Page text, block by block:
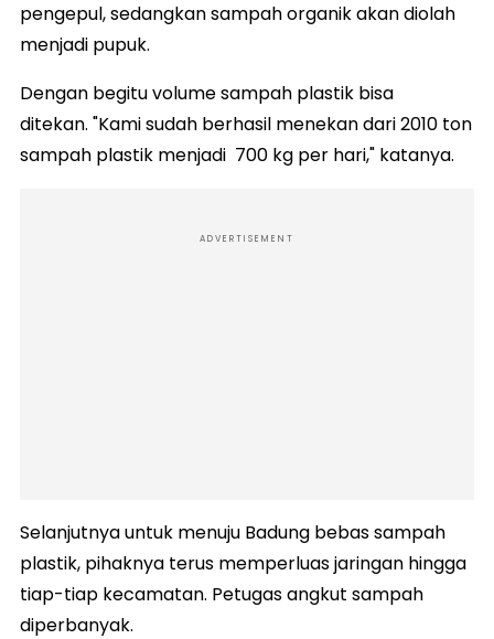
pengepul, sedangkan sampah organik akan diolah
menjadi pupuk.
Dengan begitu volume sampah plastik bisa
ditekan. "Kami sudah berhasil menekan dari 2010 ton
sampah plastik menjadi 700 kg per hari," katanya.
ADVERTISEMENT
Selanjutnya untuk menuju Badung bebas sampah
plastik, pihaknya terus memperluas jaringan hingga
tiap-tiap kecamatan. Petugas angkut sampah
diperbanyak.